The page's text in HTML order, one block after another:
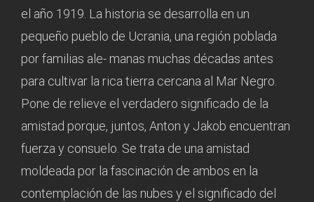
el año 1919. La historia se desarrolla en un
pequeño pueblo de Ucrania, una región poblada
por familias ale- manas muchas décadas antes
para cultivar la rica tierra cercana al Mar Negro.
Pone de relieve el verdadero significado de la
amistad porque, juntos, Anton y Jakob encuentran
fuerza y consuelo. Se trata de una amistad
moldeada por la fascinación de ambos en la
contemplación de las nubes y el significado del